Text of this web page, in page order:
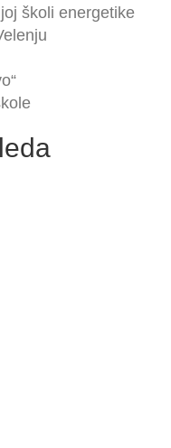
školi energetike